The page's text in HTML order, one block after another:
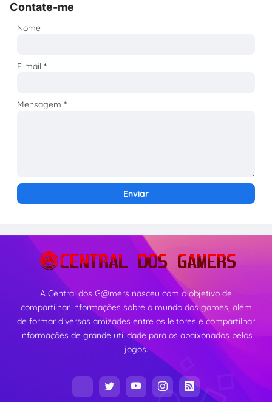
Contate-me
Nome
E-mail*
Mensagem*
A Central dos G@mers nasceu com o objetivo de
compartilhar informações sobre o mundo dos games, além
de formar diversas amizades entre os leitores e compartilhar
informações de grande utilidade para os apaixonados pelos
jogos.